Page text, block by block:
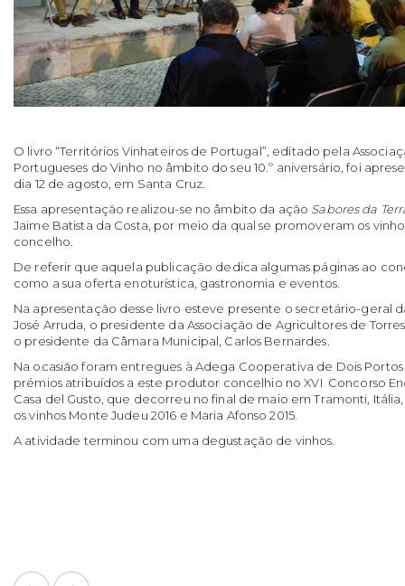
O livro “Territórios Vinhateiros de Portugal”, editado pela
Portugueses do Vinho no âmbito do seu 10.º aniversário, foi
dia 12 de agosto, em Santa Cruz.
Essa apresentação realizou-se no âmbito da ação Sabores da
Jaime Batista da Costa, por meio da qual se promoveram os
concelho.
De referir que aquela publicação dedica algumas páginas ao
como a sua oferta enoturística, gastronomia e eventos.
Na apresentação desse livro esteve presente o secretário-geral
José Arruda, o presidente da Associação de Agricultores de
o presidente da Câmara Municipal, Carlos Bernardes.
Na ocasião foram entregues à Adega Cooperativa de Dois
prémios atribuídos a este produtor concelhio no XVI Concorso
Casa del Gusto, que decorreu no final de maio em Tramonti,
os vinhos Monte Judeu 2016 e Maria Afonso 2015.
A atividade terminou com uma degustação de vinhos.